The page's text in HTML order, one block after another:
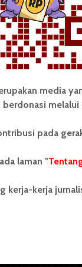
Info
media
melalui
pada
laman "
kerja-kerja